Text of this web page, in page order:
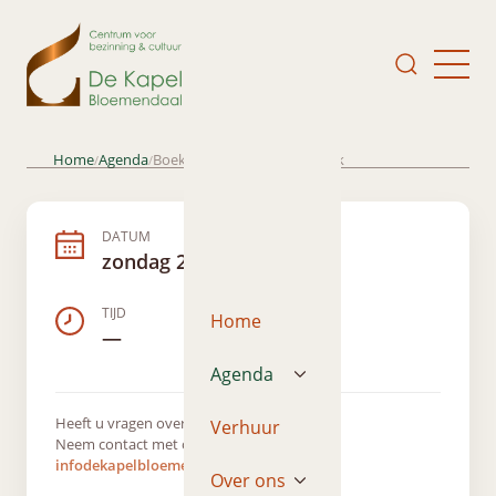
Home
Agenda
Verhuur
Over ons
Home/Agenda/Boekpresentatie Leo van Dijk
DATUM
zondag 21 april 2019
TIJD
—
Heeft u vragen over dit evenement?
Neem contact met ons op via
infodekapelbloemendaal@gmail.com